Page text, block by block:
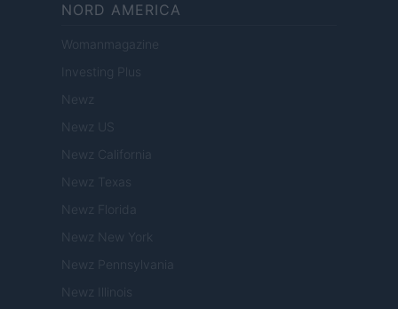
NORD AMERICA
Womanmagazine
Investing Plus
Newz
Newz US
Newz California
Newz Texas
Newz Florida
Newz New York
Newz Pennsylvania
Newz Illinois